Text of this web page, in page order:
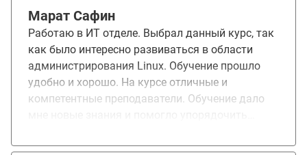
двух работах… Из пожеланий: не хватает
больше часов на некоторые темы, охватывают
основы, но остальную информацию приходится
изучать самостоятельно, как в институте.
Обучение мне помогло решить многие задачи
по работе.
Марат Сафин
Работаю в ИТ отделе. Выбрал данный курс, так
как было интересно развиваться в области
администрирования Linux. Обучение прошло
удобно и хорошо. На курсе отличные и
компетентные преподаватели. Обучение дало
Professional" на платформе OTUS для обучения!